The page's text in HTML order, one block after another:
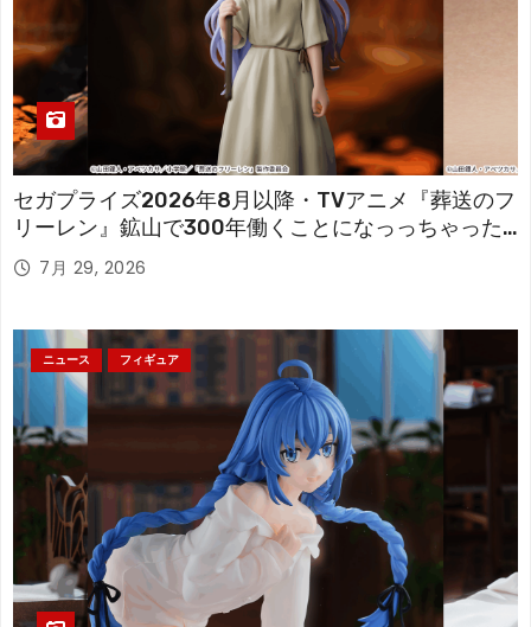
セガプライズ2026年8月以降・TVアニメ『葬送のフ
リーレン』鉱山で300年働くことになっっちゃった
「フリーレン」を立体化！
7月 29, 2026
ニュース フィギュア